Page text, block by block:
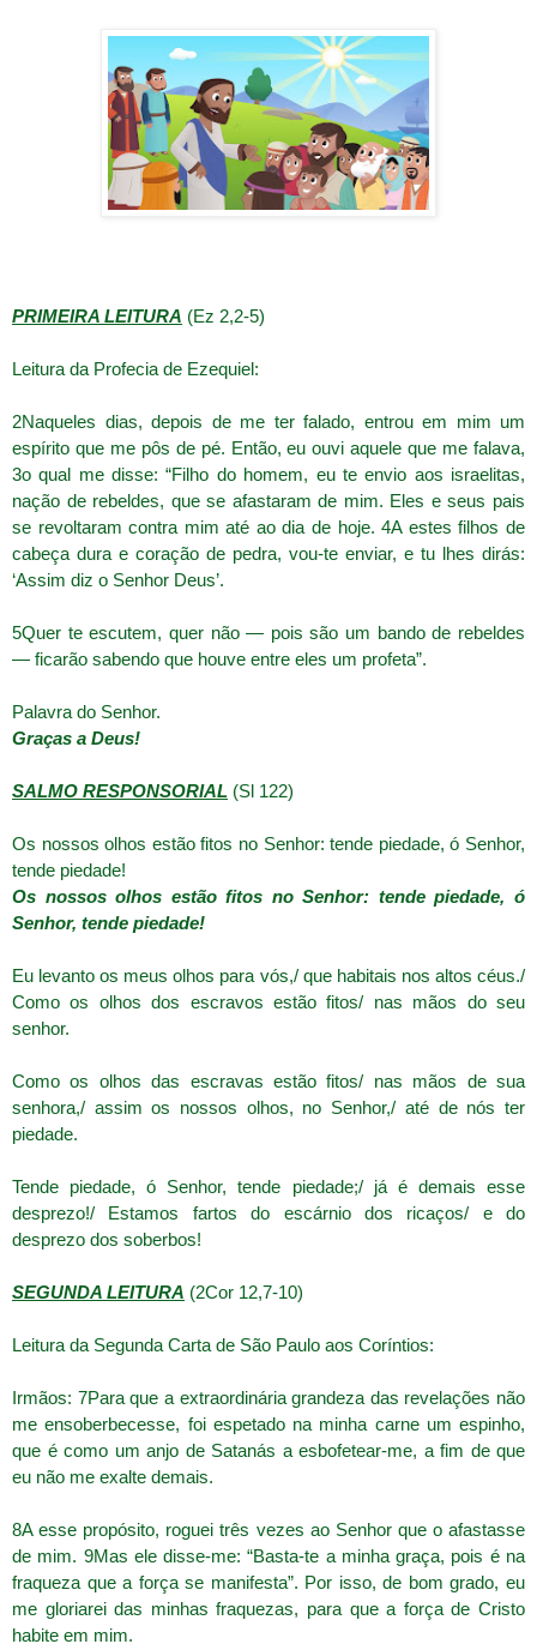
PRIMEIRA LEITURA (Ez 2,2-5)
Leitura da Profecia de Ezequiel:
2Naqueles dias, depois de me ter falado, entrou em mim um
espírito que me pôs de pé. Então, eu ouvi aquele que me falava,
3o qual me disse: “Filho do homem, eu te envio aos israelitas,
nação de rebeldes, que se afastaram de mim. Eles e seus pais
se revoltaram contra mim até ao dia de hoje. 4A estes filhos de
cabeça dura e coração de pedra, vou-te enviar, e tu lhes dirás:
‘Assim diz o Senhor Deus’.
5Quer te escutem, quer não — pois são um bando de rebeldes
— ficarão sabendo que houve entre eles um profeta”.
Palavra do Senhor.
Graças a Deus!
SALMO RESPONSORIAL (Sl 122)
Os nossos olhos estão fitos no Senhor: tende piedade, ó Senhor,
tende piedade!
Os nossos olhos estão fitos no Senhor: tende piedade, ó
Senhor, tende piedade!
Eu levanto os meus olhos para vós,/ que habitais nos altos céus./
Como os olhos dos escravos estão fitos/ nas mãos do seu
senhor.
Como os olhos das escravas estão fitos/ nas mãos de sua
senhora,/ assim os nossos olhos, no Senhor,/ até de nós ter
piedade.
Tende piedade, ó Senhor, tende piedade;/ já é demais esse
desprezo!/ Estamos fartos do escárnio dos ricaços/ e do
desprezo dos soberbos!
SEGUNDA LEITURA (2Cor 12,7-10)
Leitura da Segunda Carta de São Paulo aos Coríntios:
Irmãos: 7Para que a extraordinária grandeza das revelações não
me ensoberbecesse, foi espetado na minha carne um espinho,
que é como um anjo de Satanás a esbofetear-me, a fim de que
eu não me exalte demais.
8A esse propósito, roguei três vezes ao Senhor que o afastasse
de mim. 9Mas ele disse-me: “Basta-te a minha graça, pois é na
fraqueza que a força se manifesta”. Por isso, de bom grado, eu
me gloriarei das minhas fraquezas, para que a força de Cristo
habite em mim.